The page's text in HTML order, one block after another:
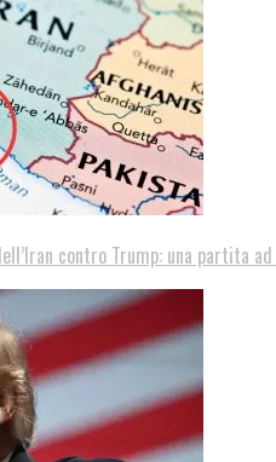
contro Trump: una partita